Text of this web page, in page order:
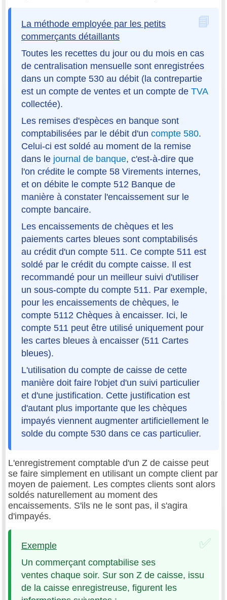
La méthode employée par les petits
commerçants détaillants
Toutes les recettes du jour ou du mois en cas
de centralisation mensuelle sont enregistrées
dans un compte 530 au débit (la contrepartie
est un compte de ventes et un compte de TVA
collectée).
Les remises d'espèces en banque sont
comptabilisées par le débit d'un compte 580.
Celui-ci est soldé au moment de la remise
dans le journal de banque, c'est-à-dire que
l'on crédite le compte 58 Virements internes,
et on débite le compte 512 Banque de
manière à constater l'encaissement sur le
compte bancaire.
Les encaissements de chèques et les
paiements cartes bleues sont comptabilisés
au crédit d'un compte 511. Ce compte 511 est
soldé par le crédit du compte caisse. Il est
recommandé pour un meilleur suivi d'utiliser
un sous-compte du compte 511. Par exemple,
pour les encaissements de chèques, le
compte 5112 Chèques à encaisser. Ici, le
compte 511 peut être utilisé uniquement pour
les cartes bleues à encaisser (511 Cartes
bleues).
L'utilisation du compte de caisse de cette
manière doit faire l'objet d'un suivi particulier
et d'une justification. Cette justification est
d'autant plus importante que les chèques
impayés viennent augmenter artificiellement le
solde du compte 530 dans ce cas particulier.
L'enregistrement comptable d'un Z de caisse peut
se faire simplement en utilisant un compte client par
moyen de paiement. Les comptes clients sont alors
soldés naturellement au moment des
encaissements. S'ils ne le sont pas, il s'agira
d'impayés.
Exemple
Un commerçant comptabilise ses
ventes chaque soir. Sur son Z de caisse, issu
de la caisse enregistreuse, figurent les